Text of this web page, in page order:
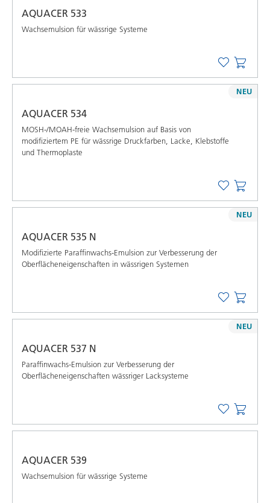
AQUACER 533
Wachsemulsion für wässrige Systeme
AQUACER 534
MOSH-/MOAH-freie Wachsemulsion auf Basis von
modifiziertem PE für wässrige Druckfarben, Lacke, Klebstoffe
und Thermoplaste
NEU
AQUACER 535 N
Modifizierte Paraffinwachs-Emulsion zur Verbesserung der
Oberflächeneigenschaften in wässrigen Systemen
NEU
AQUACER 537 N
Paraffinwachs-Emulsion zur Verbesserung der
Oberflächeneigenschaften wässriger Lacksysteme
NEU
AQUACER 539
Wachsemulsion für wässrige Systeme